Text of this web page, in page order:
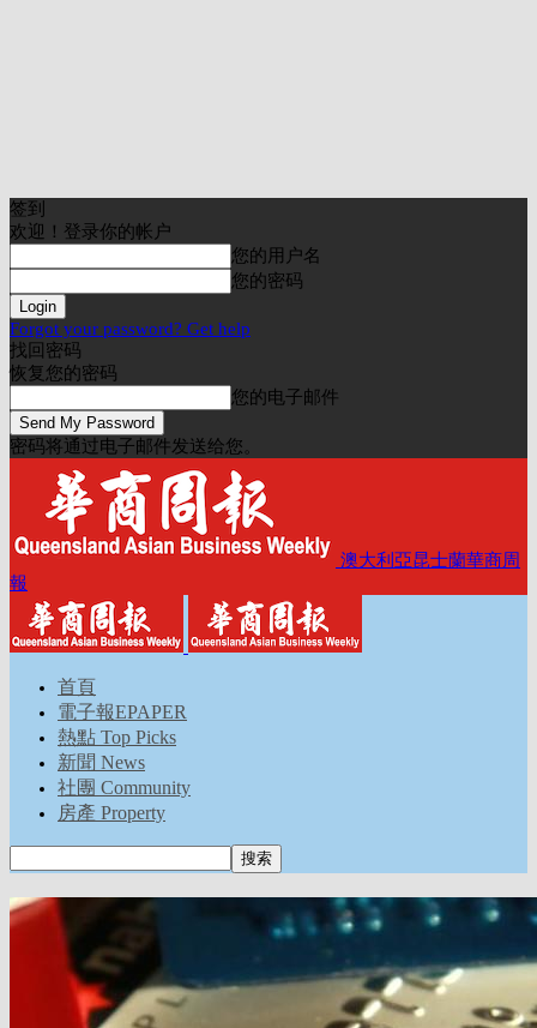
签到
欢迎！登录你的帐户
您的用户名
您的密码
Forgot your password? Get help
找回密码
恢复您的密码
您的电子邮件
密码将通过电子邮件发送给您。
澳大利亞昆士蘭華商周
報
首頁
電子報EPAPER
熱點 Top Picks
新聞 News
社團 Community
房產 Property